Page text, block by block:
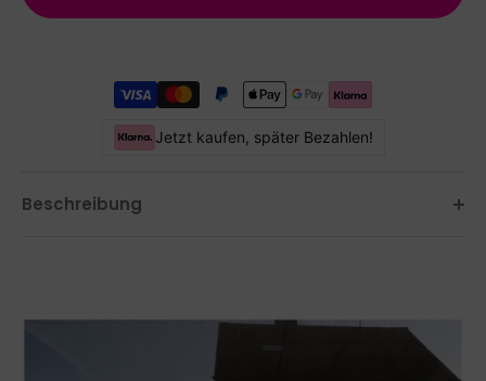
Jetzt kaufen, später Bezahlen!
Beschreibung